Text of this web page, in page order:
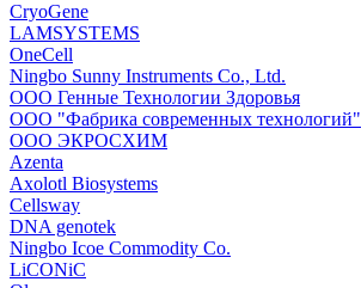
CryoGene
LAMSYSTEMS
OneCell
Ningbo Sunny Instruments Co., Ltd.
ООО Генные Технологии Здоровья
ООО "Фабрика современных технологий"
ООО ЭКРОСХИМ
Azenta
Axolotl Biosystems
Cellsway
DNA genotek
Ningbo Icoe Commodity Co.
LiCONiC